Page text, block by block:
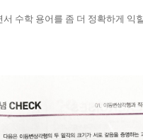
수학 용어를 좀 더 정확하게 익